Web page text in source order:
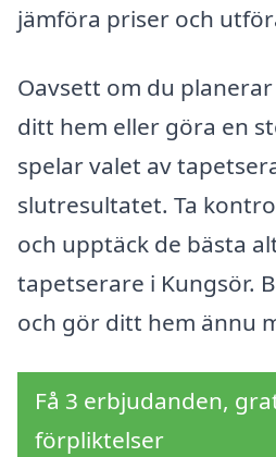
jämföra priser och
Oavsett om du
ditt hem eller göra en
spelar valet av
slutresultatet. Ta
och upptäck de bästa
tapetserare i Kungsör.
och gör ditt hem ännu
Få 3 erbjudanden,
förpliktelser